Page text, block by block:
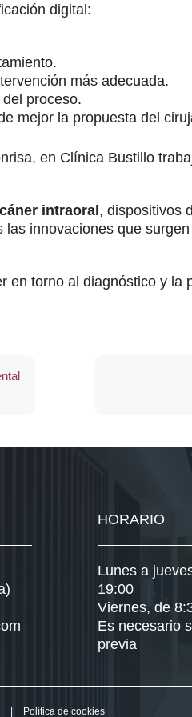
digital:
más adecuada.
proceso.
mejor la propuesta del
en Clínica Bustillo
intraoral, dispositivos
las innovaciones que
torno al diagnóstico y la
HORARIO
Lunes a
19:00
Viernes, de
Es necesario
previa
| Política de cookies